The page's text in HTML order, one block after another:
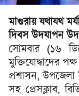
বিদেশ
ভারত
আমেরিকা
ইউরোপ
মাগুরায় যথাযথ
দিবস উদযাপন
সোমবার(১৬
মুক্তিযোদ্ধাদের পক্ষ
প্রশাসন,উপজেলা
সহ প্রেসক্লাব,